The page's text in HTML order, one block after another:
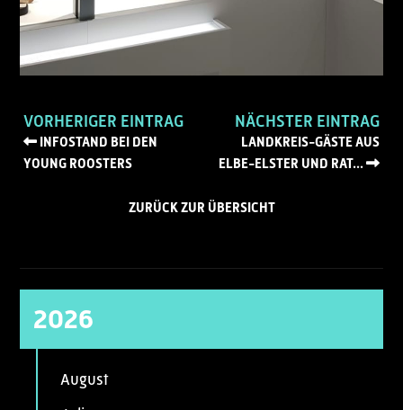
VORHERIGER EINTRAG
INFOSTAND BEI DEN
YOUNG ROOSTERS
NÄCHSTER EINTRAG
LANDKREIS-GÄSTE AUS
ELBE-ELSTER UND RAT...
ZURÜCK ZUR ÜBERSICHT
2026
August